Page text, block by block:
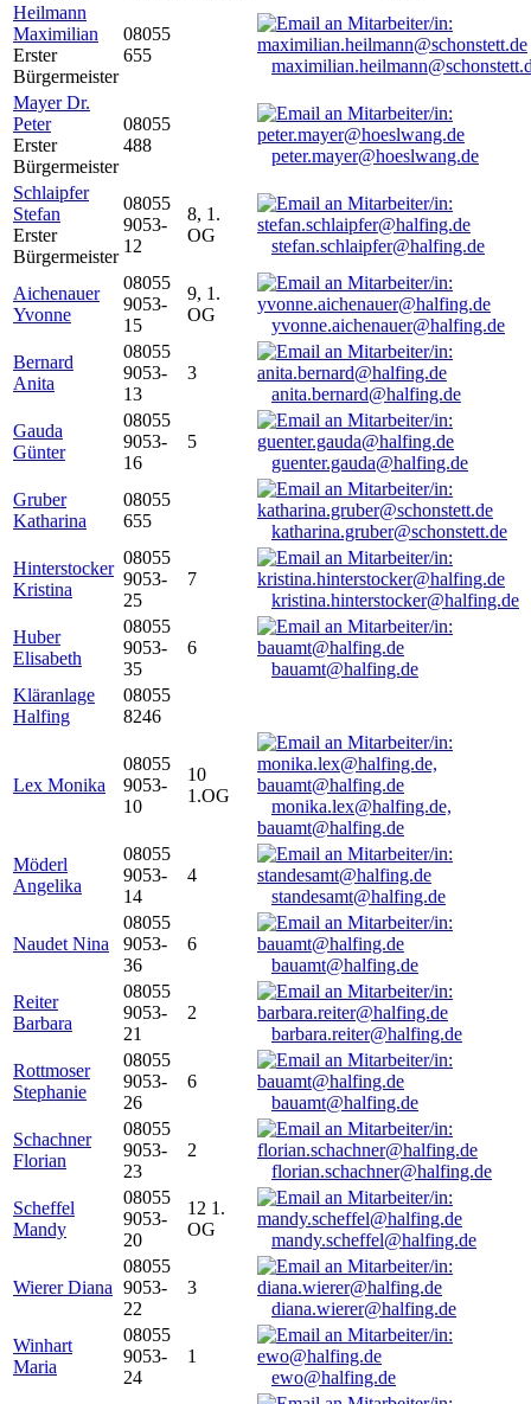
Heilmann
Maximilian
Erster
Bürgermeister
08055
655
Mayer Dr.
Peter
Erster
Bürgermeister
08055
488
peter.mayer@hoeslwang.de
Schlaipfer
Stefan
Erster
Bürgermeister
08055
9053-
12
8, 1.
OG
stefan.schlaipfer@halfing.de
Aichenauer
Yvonne
08055
9053-
15
9, 1.
OG
yvonne.aichenauer@halfing.de
Bernard
Anita
08055
9053-
13
3
anita.bernard@halfing.de
Gauda
Günter
08055
9053-
16
5
guenter.gauda@halfing.de
Gruber
Katharina
08055
655
katharina.gruber@schonstett.de
Hinterstocker
Kristina
08055
9053-
25
7
kristina.hinterstocker@halfing.de
Huber
Elisabeth
08055
9053-
35
6
bauamt@halfing.de
Kläranlage
Halfing
08055
8246
Lex Monika
08055
9053-
10
10
1.OG
monika.lex@halfing.de,
bauamt@halfing.de
Möderl
Angelika
08055
9053-
14
4
standesamt@halfing.de
Naudet Nina
08055
9053-
36
6
bauamt@halfing.de
Reiter
Barbara
08055
9053-
21
2
barbara.reiter@halfing.de
Rottmoser
Stephanie
08055
9053-
26
6
bauamt@halfing.de
Schachner
Florian
08055
9053-
23
2
florian.schachner@halfing.de
Scheffel
Mandy
08055
9053-
20
12 1.
OG
mandy.scheffel@halfing.de
Wierer Diana
08055
9053-
22
3
diana.wierer@halfing.de
Winhart
Maria
08055
9053-
24
1
ewo@halfing.de